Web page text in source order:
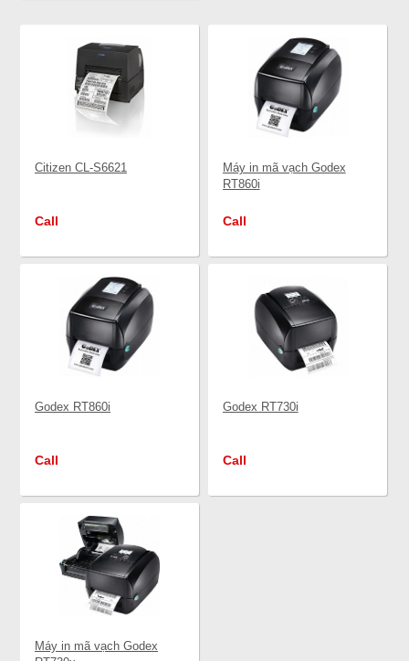
Citizen CL-S6621
Call
Máy in mã vạch Godex
RT860i
Call
Godex RT860i
Call
Godex RT730i
Call
Máy in mã vạch Godex